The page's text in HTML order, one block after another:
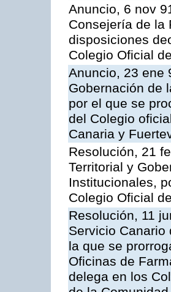
Anuncio, 6 nov
Consejería de la
disposiciones
Colegio Oficial
Anuncio, 23 ene
Gobernación de
por el que se
del Colegio
Canaria y
Resolución, 21
Territorial y
Institucionales,
Colegio Oficial
Resolución, 11
Servicio Canario
la que se
Oficinas de
delega en los